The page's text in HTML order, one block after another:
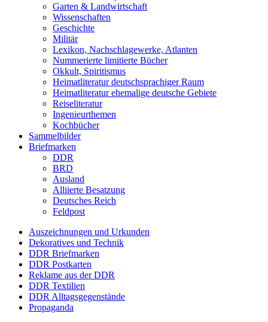
Garten & Landwirtschaft
Wissenschaften
Geschichte
Militär
Lexikon, Nachschlagewerke, Atlanten
Nummerierte limitierte Bücher
Okkult, Spiritismus
Heimatliteratur deutschsprachiger Raum
Heimatliteratur ehemalige deutsche Gebiete
Reiseliteratur
Ingenieurthemen
Kochbücher
Sammelbilder
Briefmarken
DDR
BRD
Ausland
Alliierte Besatzung
Deutsches Reich
Feldpost
Auszeichnungen und Urkunden
Dekoratives und Technik
DDR Briefmarken
DDR Postkarten
Reklame aus der DDR
DDR Textilien
DDR Alltagsgegenstände
Propaganda